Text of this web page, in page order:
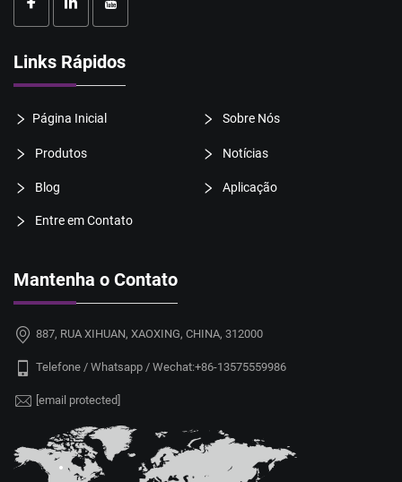
Links Rápidos
Página Inicial Sobre Nós
Produtos Notícias
Blog Aplicação
Entre em Contato
Mantenha o Contato
887, RUA XIHUAN, XAOXING, CHINA, 312000
Telefone / Whatsapp / Wechat:+86-13575559986
[email protected]